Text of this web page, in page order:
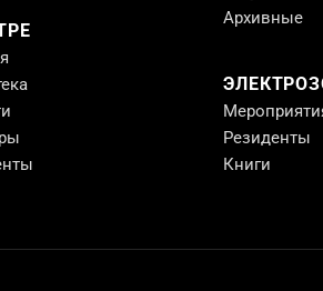
Архивные
Резиденты
Книги